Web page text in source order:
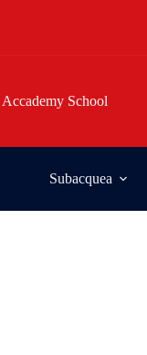
Accademy School
Subacquea